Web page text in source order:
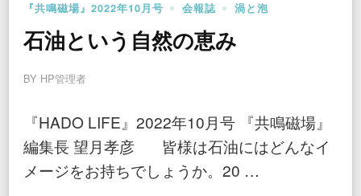
『共鳴磁場』2022年10月号 会報誌 渦と泡
石油という自然の恵み
BY HP管理者
『HADO LIFE』2022年10月号 『共鳴磁場』
編集長 望月孝彦 皆様は石油にはどんなイ
メージをお持ちでしょうか。20 …